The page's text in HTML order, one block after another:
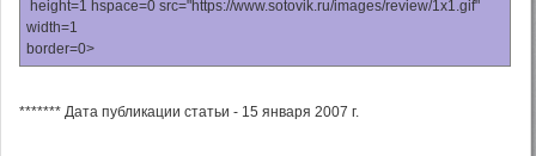
height=1 hspace=0 src="https://www.sotovik.ru/images/review/1x1.gif"
width=1
border=0>
******* Дата публикации статьи - 15 января 2007 г.